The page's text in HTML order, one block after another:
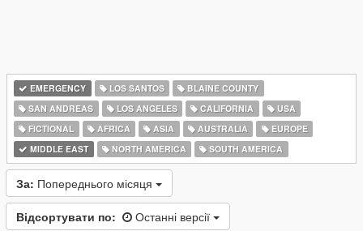
EMERGENCY LOS SANTOS
BLAINE COUNTY
SAN ANDREAS
LOS ANGELES CALIFORNIA
USA
FICTIONAL
AFRICA ASIA AUSTRALIA
EUROPE
MIDDLE EAST
NORTH AMERICA SOUTH AMERICA
За: Попереднього місяця
Відсортувати по: Останні версії